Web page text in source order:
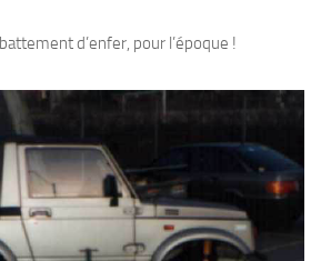
d’enfer, pour l’époque !